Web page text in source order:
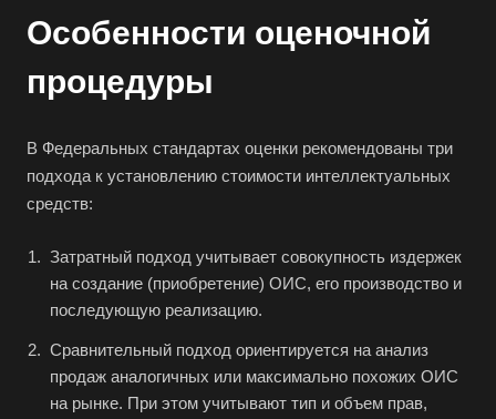
Особенности оценочной
процедуры
В Федеральных стандартах оценки рекомендованы три
подхода к установлению стоимости интеллектуальных
средств:
Затратный подход учитывает совокупность издержек
на создание (приобретение) ОИС, его производство и
последующую реализацию.
Сравнительный подход ориентируется на анализ
продаж аналогичных или максимально похожих ОИС
на рынке. При этом учитывают тип и объем прав,
Например: Фрязино
Абакан
Абдулино
Азов
Аксай
Анапа